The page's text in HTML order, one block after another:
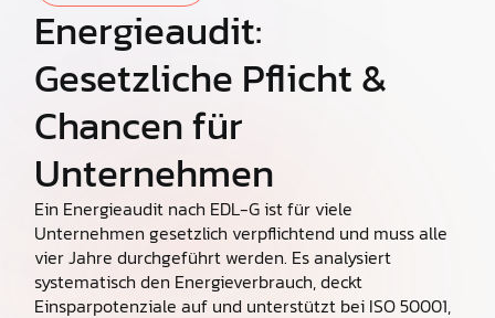
Energieaudit:
Gesetzliche Pflicht &
Chancen für
Unternehmen
Ein Energieaudit nach EDL-G ist für viele
Unternehmen gesetzlich verpflichtend und muss alle
vier Jahre durchgeführt werden. Es analysiert
systematisch den Energieverbrauch, deckt
Einsparpotenziale auf und unterstützt bei ISO 50001,